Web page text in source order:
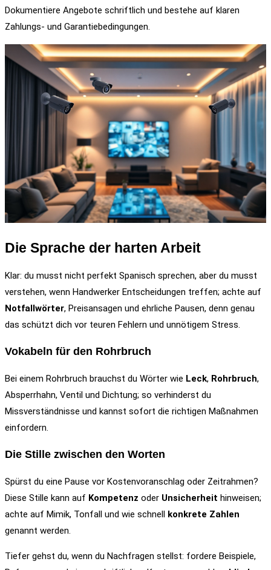
Dokumentiere Angebote schriftlich und bestehe auf klaren
Zahlungs- und Garantiebedingungen.
Die Sprache der harten Arbeit
Klar: du musst nicht perfekt Spanisch sprechen, aber du musst
verstehen, wenn Handwerker Entscheidungen treffen; achte auf
Notfallwörter, Preisansagen und ehrliche Pausen, denn genau
das schützt dich vor teuren Fehlern und unnötigem Stress.
Vokabeln für den Rohrbruch
Bei einem Rohrbruch brauchst du Wörter wie Leck, Rohrbruch,
Absperrhahn, Ventil und Dichtung; so verhinderst du
Missverständnisse und kannst sofort die richtigen Maßnahmen
einfordern.
Die Stille zwischen den Worten
Spürst du eine Pause vor Kostenvoranschlag oder Zeitrahmen?
Diese Stille kann auf Kompetenz oder Unsicherheit hinweisen;
achte auf Mimik, Tonfall und wie schnell konkrete Zahlen
genannt werden.
Tiefer gehst du, wenn du Nachfragen stellst: fordere Beispiele,